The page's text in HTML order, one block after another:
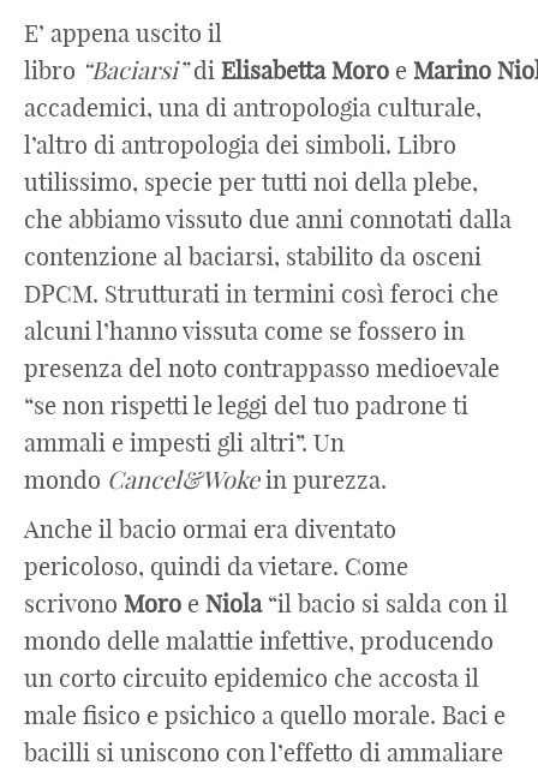
E’ appena uscito il
libro “Baciarsi”di Elisabetta Moro e Marino
accademici, una di antropologia culturale,
l’altro di antropologia dei simboli. Libro
utilissimo, specie per tutti noi della plebe,
che abbiamo vissuto due anni connotati dalla
contenzione al baciarsi, stabilito da osceni
DPCM. Strutturati in termini così feroci che
alcuni l’hanno vissuta come se fossero in
presenza del noto contrappasso medioevale
“se non rispetti le leggi del tuo padrone ti
ammali e impesti gli altri”. Un
mondo Cancel&Wokein purezza.
Anche il bacio ormai era diventato
pericoloso, quindi da vietare. Come
scrivono Moro e Niola“il bacio si salda con il
mondo delle malattie infettive, producendo
un corto circuito epidemico che accosta il
male fisico e psichico a quello morale. Baci e
bacilli si uniscono con l’effetto di ammaliare